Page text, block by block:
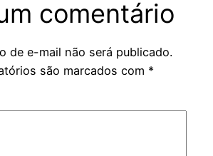
comentário
de e-mail não será publicado.
são marcados com *